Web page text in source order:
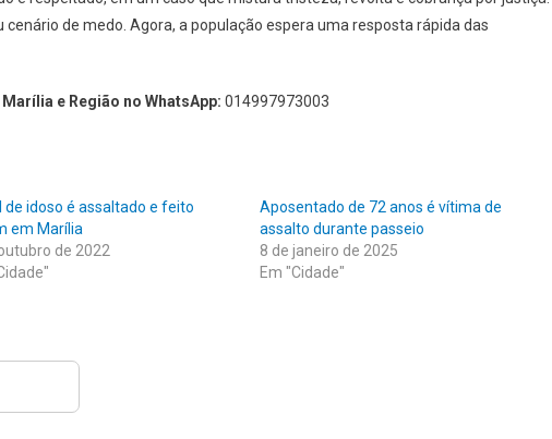
de medo. Agora, a população espera uma resposta rápida das
e Região no WhatsApp: 014997973003
de idoso é assaltado e feito
em Marília
de 2022
Aposentado de 72 anos é vítima de
assalto durante passeio
8 de janeiro de 2025
Em "Cidade"